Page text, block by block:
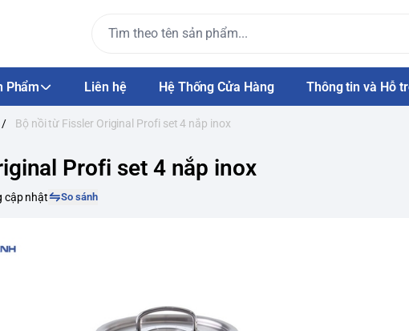
Phẩm Liên hệ Hệ Thống Cửa Hàng Thông tin và Hỗ
/ Bộ nồi từ Fissler Original Profi set 4 nắp inox
Profi set 4 nắp inox
cập nhật So sánh